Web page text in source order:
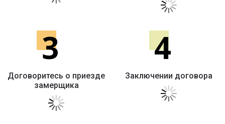
3
Договоритесь о приезде
замерщика
4
Заключении договора